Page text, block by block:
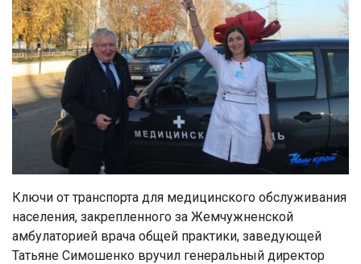
Ключи от транспорта для медицинского обслуживания
населения, закрепленного за Жемчужненской
амбулаторией врача общей практики, заведующей
Татьяне Симошенко вручил генеральный директор